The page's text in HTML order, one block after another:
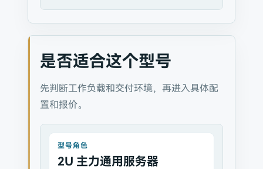
是否适合这个型号
先判断工作负载和交付环境，再进入具体配
置和报价。
型号角色
2U 主力通用服务器